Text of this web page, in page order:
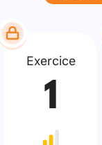
Exercice
1